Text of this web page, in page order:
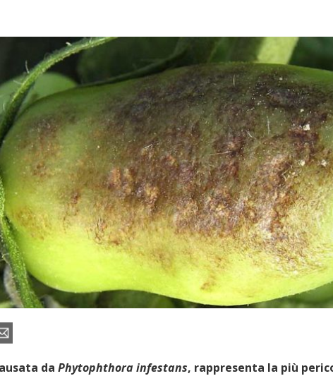
da Phytophthora infestans, rappresenta la più